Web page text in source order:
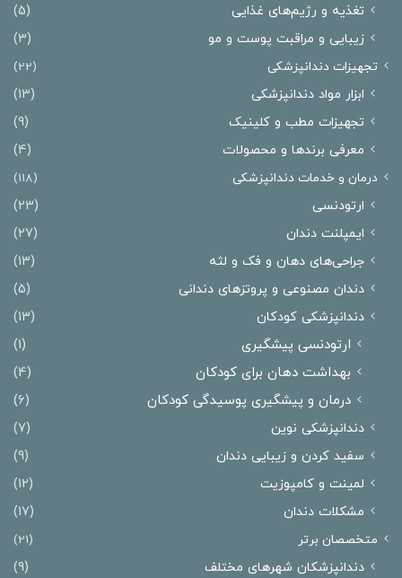
تغذیه و رژیم‌های غذایی
(5)
زیبایی و مراقبت پوست و مو
(3)
تجهیزات دندانپزشکی (22)
ابزار مواد دندانپزشکی
(13)
تجهیزات مطب و کلینیک
(9)
معرفی برندها و محصولات
(4)
درمان‌ و خدمات دندانپزشکی (118)
ارتودنسی
(23)
ایمپلنت دندان
(27)
جراحی‌های دهان و فک و لثه
(13)
دندان مصنوعی و پروتزهای دندانی
(5)
دندانپزشکی کودکان
(13)
ارتودنسی پیشگیری
(1)
بهداشت دهان برای کودکان
(4)
درمان و پیشگیری پوسیدگی کودکان
(6)
دندانپزشکی نوین
(7)
سفید کردن و زیبایی دندان
(9)
لمینت و کامپوزیت
(12)
مشکلات دندان
(17)
متخصصان برتر (21)
دندانپزشکان شهرهای مختلف
(9)